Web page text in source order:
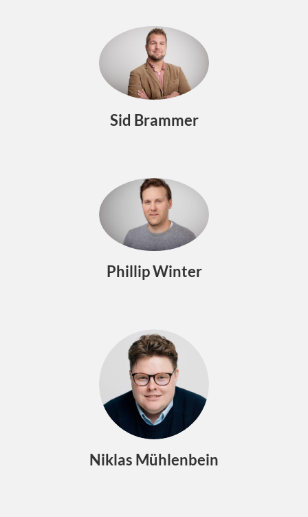
Sid Brammer
Phillip Winter
Niklas Mühlenbein